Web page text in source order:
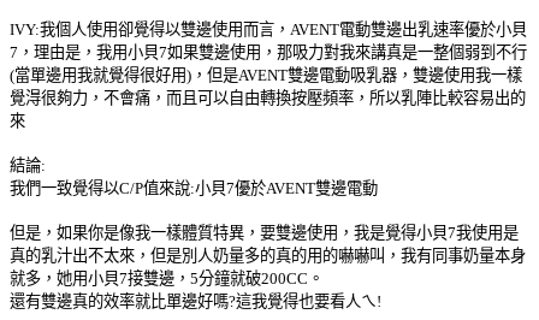
IVY:我個人使用卻覺得以雙邊使用而言， AVENT電動雙邊出乳速率優於小貝
7 ，理由是，我用小貝7如果雙邊使用，那吸力對我來講真是一整個弱到不行
(當單邊用我就覺得很好用) ，但是AVENT雙邊電動吸乳器，雙邊使用我一樣
覺淂很夠力，不會痛，而且可以自由轉換按壓頻率，所以乳陣比較容易出的
來
結論:
我們一致覺得以C/P值來說:小貝7優於AVENT雙邊電動
但是，如果你是像我一樣體質特異，要雙邊使用，我是覺得小貝7我使用是
真的乳汁出不太來，但是別人奶量多的真的用的嚇嚇叫，我有同事奶量本身
就多，她用小貝7接雙邊， 5分鐘就破200CC 。
還有雙邊真的效率就比單邊好嗎?這我覺得也要看人ㄟ!